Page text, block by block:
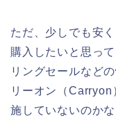
ただ、少しでも安
購入したいと思っ
リングセールなど
リーオン（
施していないのか